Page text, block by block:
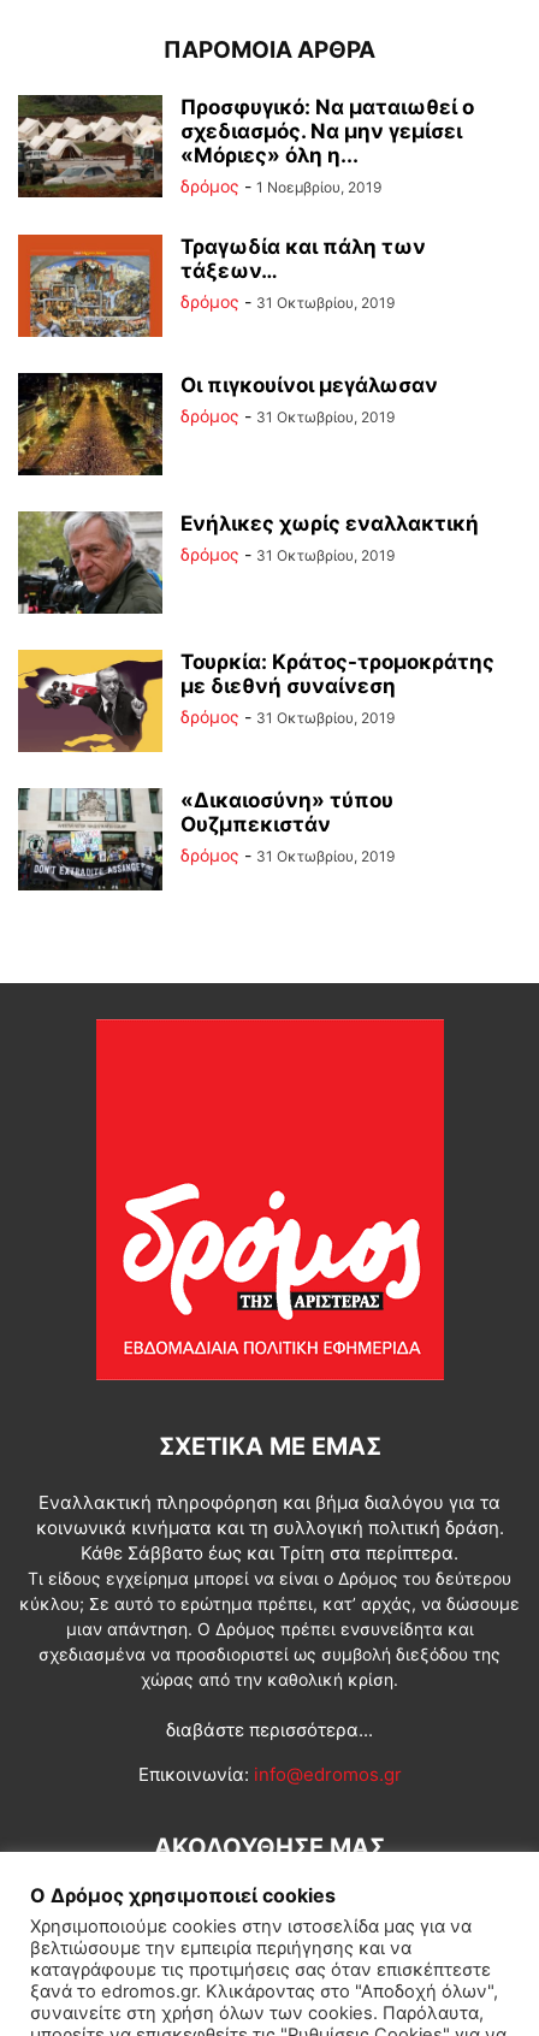
ΠΑΡΟΜΟΙΑ ΑΡΘΡΑ
Προσφυγικό: Να ματαιωθεί ο
σχεδιασμός. Να μην γεμίσει
«Μόριες» όλη η...
δρόμος - 1 Νοεμβρίου, 2019
Τραγωδία και πάλη των
τάξεων…
δρόμος - 31 Οκτωβρίου, 2019
Οι πιγκουίνοι μεγάλωσαν
δρόμος - 31 Οκτωβρίου, 2019
Ενήλικες χωρίς εναλλακτική
δρόμος - 31 Οκτωβρίου, 2019
Τουρκία: Κράτος-τρομοκράτης
με διεθνή συναίνεση
δρόμος - 31 Οκτωβρίου, 2019
«Δικαιοσύνη» τύπου
Ουζμπεκιστάν
δρόμος - 31 Οκτωβρίου, 2019
ΣΧΕΤΙΚΆ ΜΕ ΕΜΆΣ
Εναλλακτική πληροφόρηση και βήμα διαλόγου για τα
κοινωνικά κινήματα και τη συλλογική πολιτική δράση.
Κάθε Σάββατο έως και Τρίτη στα περίπτερα.
Τι είδους εγχείρημα μπορεί να είναι ο Δρόμος του δεύτερου
κύκλου; Σε αυτό το ερώτημα πρέπει, κατ’ αρχάς, να δώσουμε
μιαν απάντηση. Ο Δρόμος πρέπει ενσυνείδητα και
σχεδιασμένα να προσδιοριστεί ως συμβολή διεξόδου της
χώρας από την καθολική κρίση.
διαβάστε περισσότερα...
Επικοινωνία: info@edromos.gr
ΑΚΟΛΟΥΘΗΣΕ ΜΑΣ
Εγγραφή συνδρομητή Πολιτική Διεθνή Κοινωνία
Ο Δρόμος χρησιμοποιεί cookies
Χρησιμοποιούμε cookies στην ιστοσελίδα μας για να
βελτιώσουμε την εμπειρία περιήγησης και να
καταγράφουμε τις προτιμήσεις σας όταν επισκέπτεστε
ξανά το edromos.gr. Κλικάροντας στο "Αποδοχή όλων",
συναινείτε στη χρήση όλων των cookies. Παρόλαυτα,